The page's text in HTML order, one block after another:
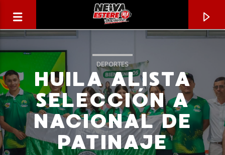
DEPORTES
HUILA ALISTA
SELECCIÓN A
NACIONAL DE
PATINAJE